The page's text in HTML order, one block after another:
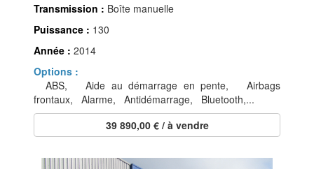
Transmission : Boîte manuelle
Puissance : 130
Année : 2014
Options :
ABS, Aide au démarrage en pente, Airbags
frontaux, Alarme, Antidémarrage, Bluetooth,...
39 890,00 € / à vendre